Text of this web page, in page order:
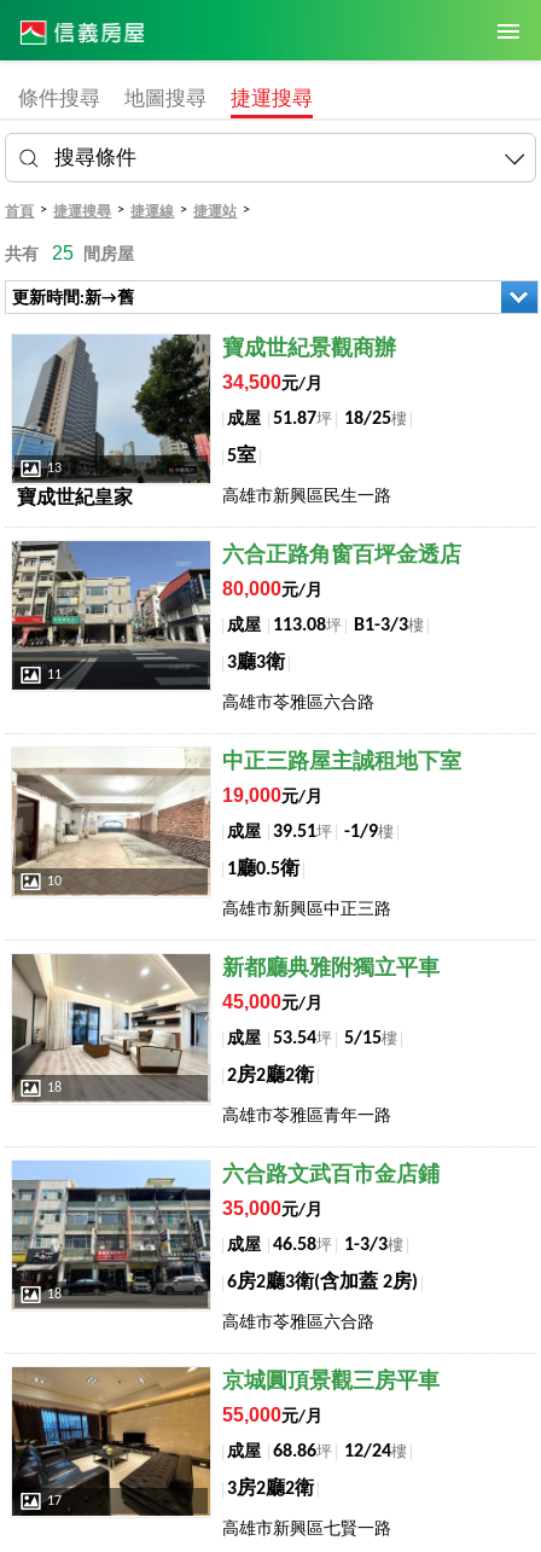
條件搜尋 地圖搜尋 捷運搜尋
搜尋條件
首頁 > 捷運搜尋 > 捷運線 > 捷運站 >
共有 25 間房屋
更新時間:新→舊
店長推薦
13
寶成世紀皇家
寶成世紀景觀商辦
34,500元/月
成屋
51.87坪 18/25樓
5室
高雄市新興區民生一路
店長推薦
11
六合正路角窗百坪金透店
80,000元/月
成屋
113.08坪 B1-3/3樓
3廳3衛
高雄市苓雅區六合路
10
中正三路屋主誠租地下室
19,000元/月
成屋
39.51坪 -1/9樓
1廳0.5衛
高雄市新興區中正三路
店長推薦
18
新都廳典雅附獨立平車
45,000元/月
成屋
53.54坪 5/15樓
2房2廳2衛
高雄市苓雅區青年一路
18
六合路文武百市金店鋪
35,000元/月
成屋
46.58坪 1-3/3樓
6房2廳3衛(含加蓋 2房)
高雄市苓雅區六合路
店長推薦
17
京城圓頂景觀三房平車
55,000元/月
成屋
68.86坪 12/24樓
3房2廳2衛
高雄市新興區七賢一路